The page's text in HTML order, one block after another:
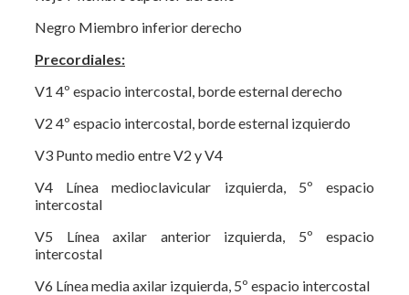
Negro Miembro inferior derecho
Precordiales:
V1 4º espacio intercostal, borde esternal derecho
V2 4º espacio intercostal, borde esternal izquierdo
V3 Punto medio entre V2 y V4
V4 Línea medioclavicular izquierda, 5º espacio
intercostal
V5 Línea axilar anterior izquierda, 5º espacio
intercostal
V6 Línea media axilar izquierda, 5º espacio intercostal